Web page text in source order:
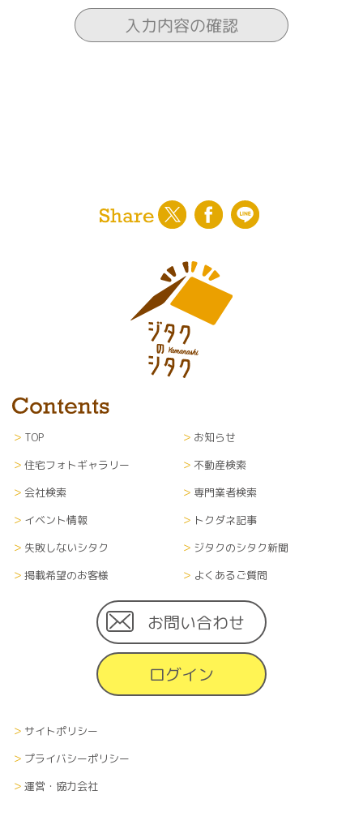
〇当サービスの安全な運営に必要な不正対策
〇当サービスの改善・新規開発
解析、分析、マーケティング、統計データの作成
〇当社が編集・発行運営する新聞紙面、ウェブサ
※なお、上記サービスの提供は、退会により中止
することが出来ます。
利用者のプライバシー保護のため、利用者の了解
を得ることなく第三者に開示することはありませ
当サイトにて収集した個人情報（あらゆる媒体形
式全て）については、当社内に管理責任者を置
き、漏洩や流出、改ざん等のないよう適切に管理
し、継続的に運営します。また、登録者がサイト掲
載住宅会社に対して個人情報を渡した場合、個人
情報の取扱に関しては、各企業の方針に準じます。
■情報の削除、破棄及び変更について
当サイトにて収集した利用者の個人情報（あらゆ
る媒体形式すべて）は、本人の申し出により、本人
に関する情報のすべてまたは一部を削除、破棄また
は変更できるものとします。その際、申し出者の本
人確認を、当社が指定する方法で行います。
利用者が当サイトを利用するために必要な通信費
や接続料などの費用の一切は、利用者の負担とし
通知する場合、その受信にかかる費用も受信者の
入力内容の確認
TOP
お知らせ
住宅フォトギャラリー
不動産検索
会社検索
専門業者検索
イベント情報
トクダネ記事
失敗しないシタク
ジタクのシタク新聞
掲載希望のお客様
よくあるご質問
お問い合わせ
ログイン
サイトポリシー
プライバシーポリシー
運営・協力会社